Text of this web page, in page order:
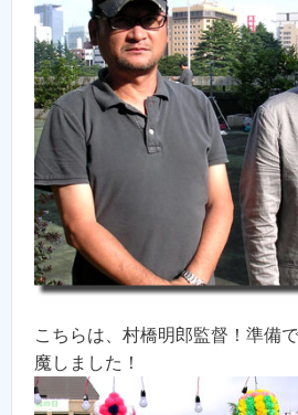
こちらは、村橋明郎監督！準備
魔しました！